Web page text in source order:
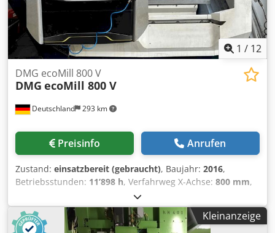
1 / 12
Deutschland 293 km
DMG ecoMill 800 V
DMG ecoMill 800 V
Preisinfo Anrufen
Zustand: einsatzbereit (gebraucht), Baujahr: 2016,
Betriebsstunden: 11’898 h, Verfahrweg X-Achse: 800 mm,
560 mm, Verfahrweg Z-Achse:
mm, Steuerungshersteller:SIEMENS, Steuerungsmodell:
840 Dsl - ShopMill, Gesamtgewicht: 5’450 kg Kleinanzeige